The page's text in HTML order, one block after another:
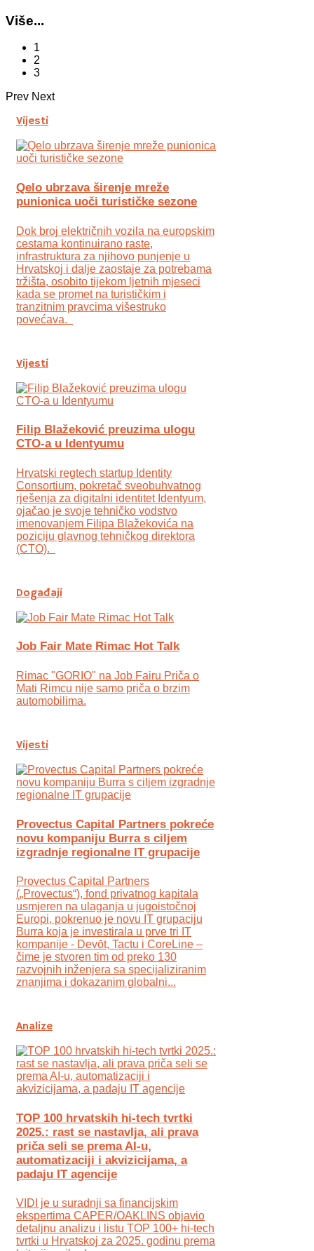
Više...
1
2
3
Prev Next
Vijesti
Qelo ubrzava širenje mreže
punionica uoči turističke sezone
Dok broj električnih vozila na europskim
cestama kontinuirano raste,
infrastruktura za njihovo punjenje u
Hrvatskoj i dalje zaostaje za potrebama
tržišta, osobito tijekom ljetnih mjeseci
kada se promet na turističkim i
tranzitnim pravcima višestruko
povećava.
Vijesti
Filip Blažeković preuzima ulogu
CTO-a u Identyumu
Hrvatski regtech startup Identity
Consortium, pokretač sveobuhvatnog
rješenja za digitalni identitet Identyum,
ojаčao je svoje tehničko vodstvo
imenovanjem Filipa Blažekovića na
poziciju glavnog tehničkog direktora
(CTO).
Događaji
Job Fair Mate Rimac Hot Talk
Rimac "GORIO" na Job Fairu Priča o
Mati Rimcu nije samo priča o brzim
automobilima.
Vijesti
Provectus Capital Partners pokreće
novu kompaniju Burra s ciljem
izgradnje regionalne IT grupacije
Provectus Capital Partners
(„Provectus“), fond privatnog kapitala
usmjeren na ulaganja u jugoistočnoj
Europi, pokrenuo je novu IT grupaciju
Burra koja je investirala u prve tri IT
kompanije - Devōt, Tactu i CoreLine –
čime je stvoren tim od preko 130
razvojnih inženjera sa specijaliziranim
znanjima i dokazanim globalni...
Analize
TOP 100 hrvatskih hi-tech tvrtki
2025.: rast se nastavlja, ali prava
priča seli se prema AI-u,
automatizaciji i akvizicijama, a
padaju IT agencije
VIDI je u suradnji sa financijskim
ekspertima CAPER/OAKLINS objavio
detaljnu analizu i listu TOP 100+ hi-tech
tvrtki u Hrvatskoj za 2025. godinu prema